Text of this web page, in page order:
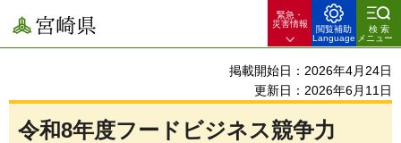
宮崎県
緊急・
災害情報
閲覧補助
Language
検索
メニュー
掲載開始日：2026年4月24日
更新日：2026年6月11日
令和8年度フードビジネス競争力